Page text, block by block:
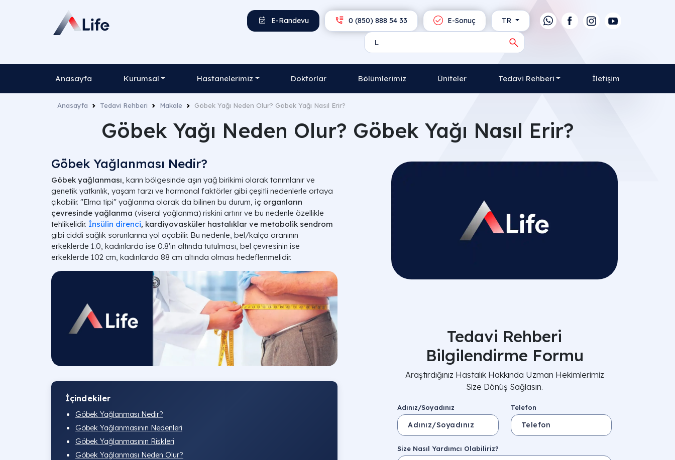
TR
E-Sonuç
0 (850) 888 54 33
E-Randevu
Anasayfa Kurumsal Hastanelerimiz Doktorlar Bölümlerimiz Üniteler Tedavi Rehberi İletişim
Anasayfa Tedavi Rehberi Makale Göbek Yağı Neden Olur? Göbek Yağı Nasıl Erir?
Göbek Yağı Neden Olur? Göbek Yağı Nasıl Erir?
Göbek Yağlanması Nedir?
Göbek yağlanması, karın bölgesinde aşırı yağ birikimi olarak tanımlanır ve
genetik yatkınlık, yaşam tarzı ve hormonal faktörler gibi çeşitli nedenlerle ortaya
çıkabilir. "Elma tipi" yağlanma olarak da bilinen bu durum, iç organların
çevresinde yağlanma (viseral yağlanma) riskini artırır ve bu nedenle özellikle
tehlikelidir. İnsülin direnci, kardiyovasküler hastalıklar ve metabolik sendrom
gibi ciddi sağlık sorunlarına yol açabilir. Bu nedenle, bel/kalça oranının
erkeklerde 1.0, kadınlarda ise 0.8'in altında tutulması, bel çevresinin ise
erkeklerde 102 cm, kadınlarda 88 cm altında olması hedeflenmelidir.
İçindekiler
Göbek Yağlanması Nedir?
Göbek Yağlanmasının Nedenleri
Göbek Yağlanmasının Riskleri
Göbek Yağlanması Neden Olur?
Tedavi Rehberi
Bilgilendirme Formu
Araştırdığınız Hastalık Hakkında Uzman Hekimlerimiz
Size Dönüş Sağlasın.
Adınız/Soyadınız Telefon
Size Nasıl Yardımcı Olabiliriz?